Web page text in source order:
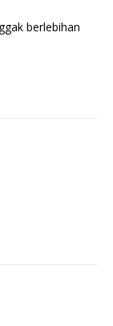
berlebihan